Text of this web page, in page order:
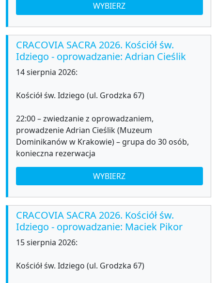
WYBIERZ
CRACOVIA SACRA 2026. Kościół św.
Idziego - oprowadzanie: Adrian Cieślik
14 sierpnia 2026:
Kościół św. Idziego (ul. Grodzka 67)
22:00 – zwiedzanie z oprowadzaniem,
prowadzenie Adrian Cieślik (Muzeum
Dominikanów w Krakowie) – grupa do 30 osób,
konieczna rezerwacja
WYBIERZ
CRACOVIA SACRA 2026. Kościół św.
Idziego - oprowadzanie: Maciek Pikor
15 sierpnia 2026:
Kościół św. Idziego (ul. Grodzka 67)